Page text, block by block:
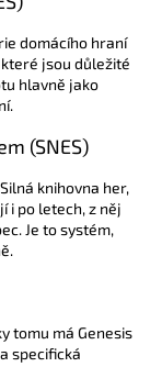
domácího hraní
jsou důležité
hlavně jako
(SNES)
knihovna her,
i po letech, z něj
Je to systém,
tomu má Genesis
specifická